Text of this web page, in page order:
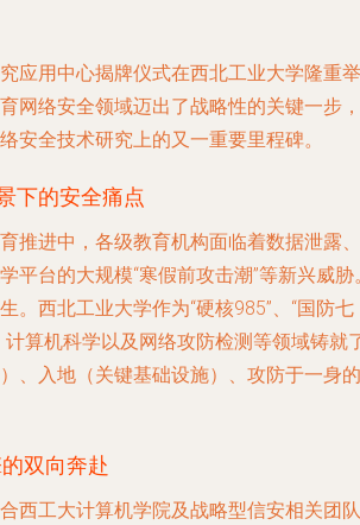
应用中心揭牌仪式在西北工业大学隆重举
网络安全领域迈出了战略性的关键一步，
安全技术研究上的又一重要里程碑。
下的安全痛点
推进中，各级教育机构面临着数据泄露、
平台的大规模“寒假前攻击潮”等新兴威胁
。西北工业大学作为“硬核985”、“国防七
计算机科学以及网络攻防检测等领域铸就
、入地（关键基础设施）、攻防于一身的
双向奔赴
西工大计算机学院及战略型信安相关团队